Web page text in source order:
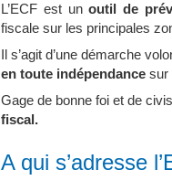
L’ECF est unoutil de
fiscale sur les principales
Il s’agit d’une démarche
en toute indépendance sur
Gage de bonne foi et de
fiscal.
A qui s’adresse